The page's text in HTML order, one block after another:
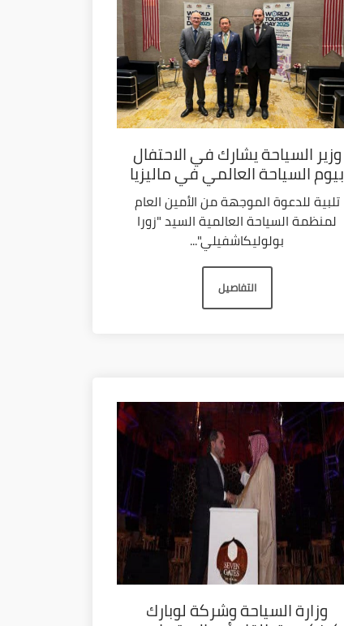
وزير السياحة يشارك في الاحتفال
بيوم السياحة العالمي في ماليزيا
تلبية للدعوة الموجهة من الأمين العام
لمنظمة السياحة العالمية السيد "زورا
بولوليكاشفيلي"...
التفاصيل
وزارة السياحة وشركة لوبارك